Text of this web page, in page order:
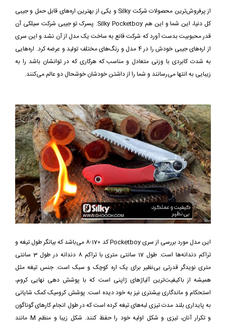
از پرفروش‌ترین محصولات شرکت Silky و یکی از بهترین اره‌های قابل حمل و جیبی
کل دنیا، این شما و این هم Silky Pocketboy. پسرک تو جیبی شرکت سیلکی آن
قدر محبوبیت بدست آورد که شرکت قانع به ساخت یک مدل از آن نشد و این سری
از اره‌های جیبی خودش را در 4 مدل و رنگ‌های مختلف تولید و عرضه کرد. اره‌هایی
به شدت کابردی با وزنی متعادل و مناسب که هرکاری که در توانشان باشد را به
زیبایی به انتها می‌رسانند و شما را از داشتن خودشان خوشحال دو عالم می‌کنند.
این مدل مورد بررسی از سری Pocketboy کد 170-8 می‌باشد که بیانگر طول تیغه و
تراکم دندانه‌ها است. طول 17 سانتی متری با تراکم 8 دندانه در طول 3 سانتی
متری نویدگر قدرتی بی‌نظیر برای یک اره کوچک و سبک است. جنس تیغه مثل
همیشه از باکیفیت‌ترین آلیاژهای ژاپنی است که با پوشش دهی نهایی کروم،
استحکام و ماندگاری بیشتری نیز به خود دیده‌ است. پوشش کرومیک کمک شایانی
به پایداری بلند مدت تیزی لبه‌های تیغه کرده است که در طول انجام کارهای گوناگون
و تکرار آنان، تیزی و شکل اولیه خود را حفظ کنند. شکل زیبا و منظم M مانند